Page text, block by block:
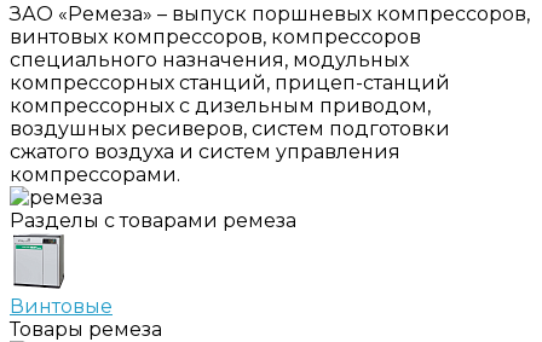
ЗАО «Ремеза» – выпуск поршневых компрессоров,
винтовых компрессоров, компрессоров
специального назначения, модульных
компрессорных станций, прицеп-станций
компрессорных с дизельным приводом,
воздушных ресиверов, систем подготовки
сжатого воздуха и систем управления
компрессорами.
Разделы с товарами ремеза
Винтовые
Товары ремеза